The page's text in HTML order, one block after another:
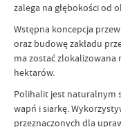
zalega na głębokości od
Wstępna koncepcja
oraz budowę zakładu
ma zostać zlokalizowana
hektarów.
Polihalit jest naturalnym
wapń i siarkę.
przeznaczonych dla